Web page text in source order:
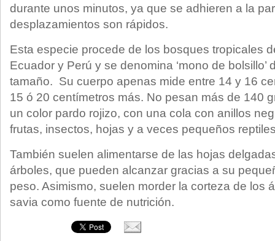
durante unos minutos, ya que se adhieren a la
desplazamientos son rápidos.
Esta especie procede de los bosques tropicales
Ecuador y Perú y se denomina ‘mono de bolsillo’
tamaño. Su cuerpo apenas mide entre 14 y 16
15 ó 20 centímetros más. No pesan más de 140
un color pardo rojizo, con una cola con anillos
frutas, insectos, hojas y a veces pequeños
También suelen alimentarse de las hojas
árboles, que pueden alcanzar gracias a su
peso. Asimismo, suelen morder la corteza de los
savia como fuente de nutrición.